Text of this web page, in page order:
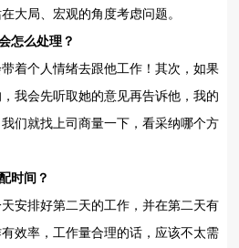
大局、宏观的角度考虑问题。
怎么处理？
着个人情绪去跟他工作！其次，如果
我会先听取她的意见再告诉他，我的
们就找上司商量一下，看采纳哪个方
时间？
安排好第二天的工作，并在第二天有
效率，工作量合理的话，应该不太需